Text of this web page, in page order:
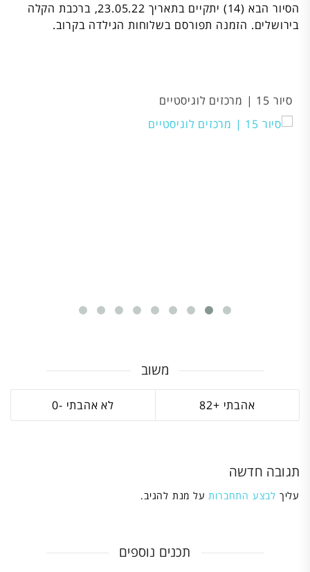
הסיור הבא (14) יתקיים בתאריך 23.05.22, ברכבת הקלה
בירושלים. הזמנה תפורסם בשלוחות הגילדה בקרוב.
סיור 15 | מרכזים לוגיסטיים
משוב
82
0
תגובה חדשה
עליך לבצע התחברותעל מנת להגיב.
תכנים נוספים